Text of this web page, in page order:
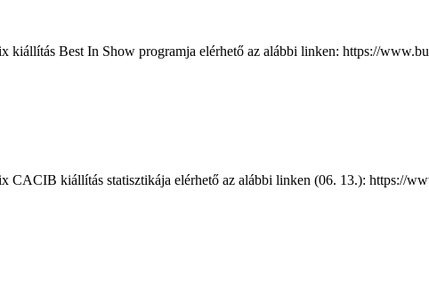
kiállítás Best In Show programja elérhető az alábbi linken: https://
CACIB kiállítás statisztikája elérhető az alábbi linken (06. 13.): https://